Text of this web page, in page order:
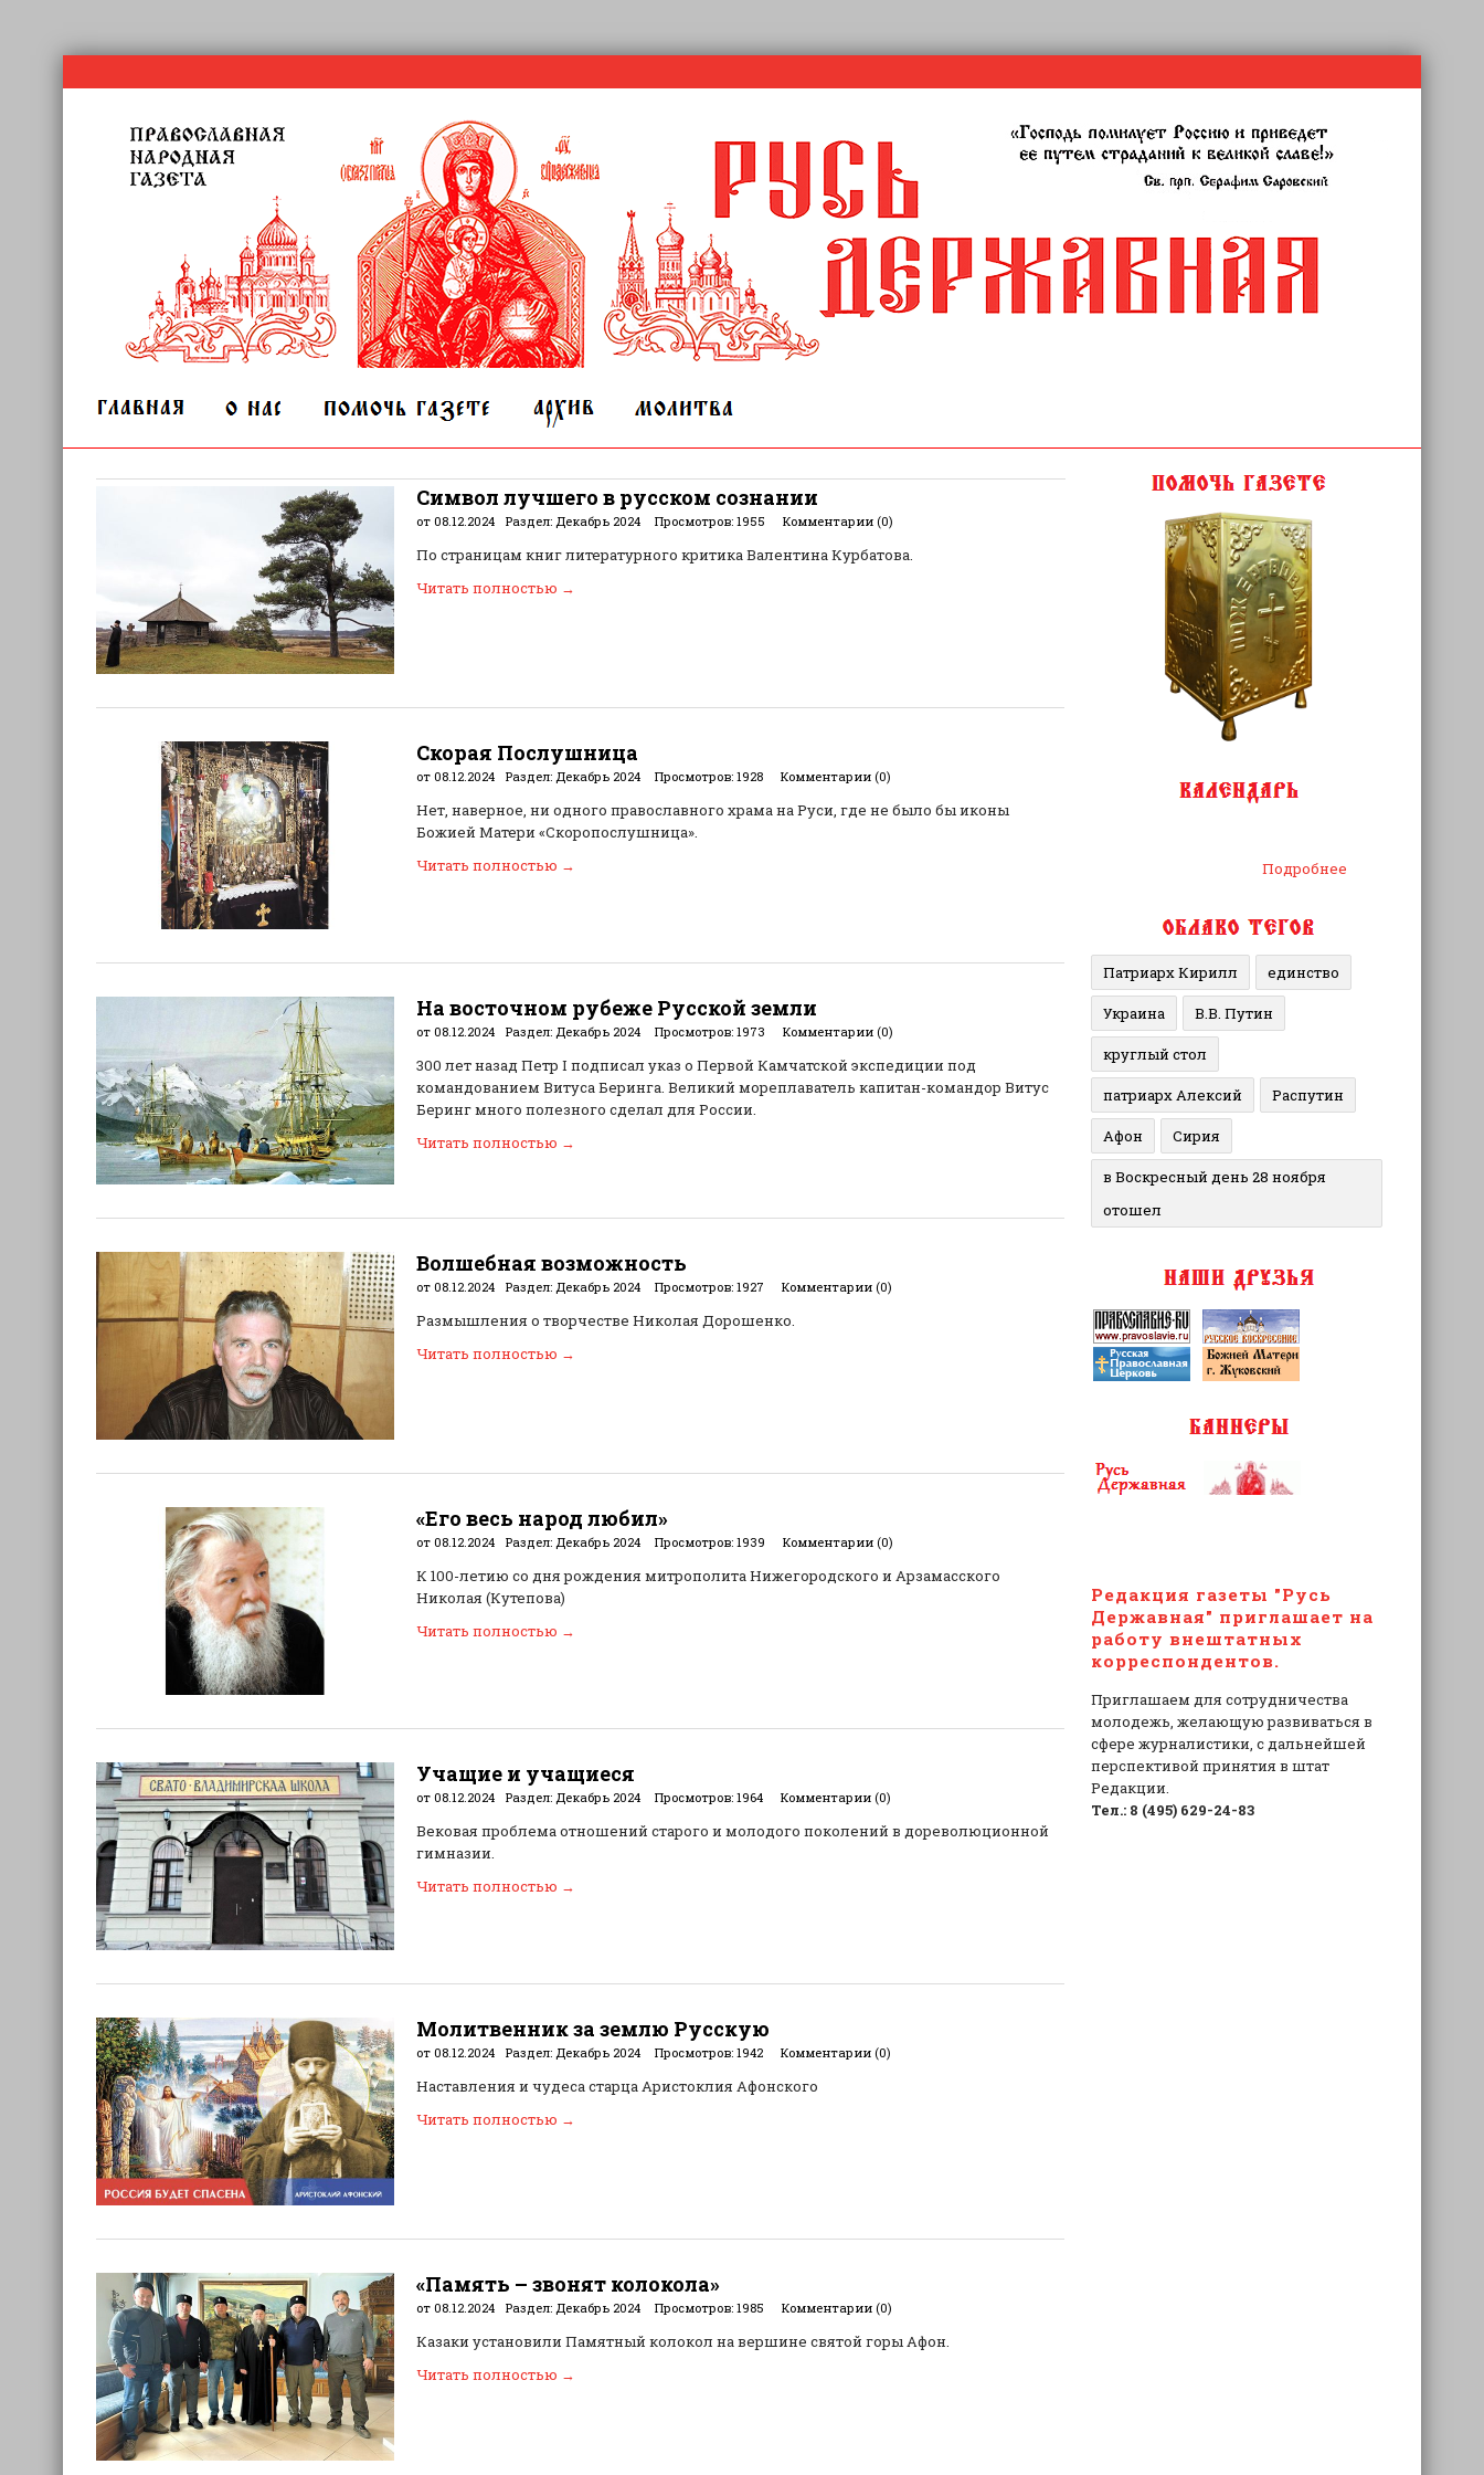
Символ лучшего в русском сознании
от 08.12.2024 Раздел: Декабрь 2024 Просмотров: 1955 Комментарии (0)
По страницам книг литературного критика Валентина Курбатова.
Читать полностью →
Скорая Послушница
от 08.12.2024 Раздел: Декабрь 2024 Просмотров: 1928 Комментарии (0)
Нет, наверное, ни одного православного храма на Руси, где не было бы иконы
Божией Матери «Скоропослушница».
Читать полностью →
На восточном рубеже Русской земли
от 08.12.2024 Раздел: Декабрь 2024 Просмотров: 1973 Комментарии (0)
300 лет назад Петр I подписал указ о Первой Камчатской экспедиции под
командованием Витуса Беринга. Великий мореплаватель капитан-командор Витус
Беринг много полезного сделал для России.
Читать полностью →
Волшебная возможность
от 08.12.2024 Раздел: Декабрь 2024 Просмотров: 1927 Комментарии (0)
Размышления о творчестве Николая Дорошенко.
Читать полностью →
«Его весь народ любил»
от 08.12.2024 Раздел: Декабрь 2024 Просмотров: 1939 Комментарии (0)
К 100-летию со дня рождения митрополита Нижегородского и Арзамасского
Николая (Кутепова)
Читать полностью →
Учащие и учащиеся
от 08.12.2024 Раздел: Декабрь 2024 Просмотров: 1964 Комментарии (0)
Вековая проблема отношений старого и молодого поколений в дореволюционной
гимназии.
Читать полностью →
Молитвенник за землю Русскую
от 08.12.2024 Раздел: Декабрь 2024 Просмотров: 1942 Комментарии (0)
Наставления и чудеса старца Аристоклия Афонского
Читать полностью →
«Память – звонят колокола»
от 08.12.2024 Раздел: Декабрь 2024 Просмотров: 1985 Комментарии (0)
Казаки установили Памятный колокол на вершине святой горы Афон.
Читать полностью →
Подробнее
Патриарх Кирилл единство
Украина В.В. Путин
круглый стол
патриарх Алексий Распутин
Афон Сирия
в Воскресный день 28 ноября
отошел
Редакция газеты "Русь
Державная" приглашает на
работу внештатных
корреспондентов.
Приглашаем для сотрудничества
молодежь, желающую развиваться в
сфере журналистики, с дальнейшей
перспективой принятия в штат
Редакции.
Тел.: 8 (495) 629-24-83